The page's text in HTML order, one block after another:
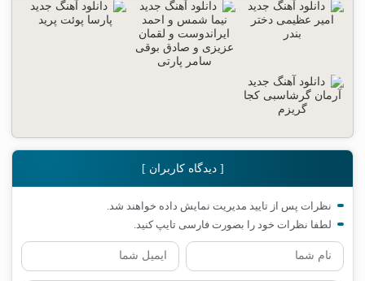
[ دیدگاه کاربران ]
نظرات پس از تایید مدیریت نمایش داده خواهند شد.
لطفا نظرات خود را بصورت فارسی تایپ کنید.